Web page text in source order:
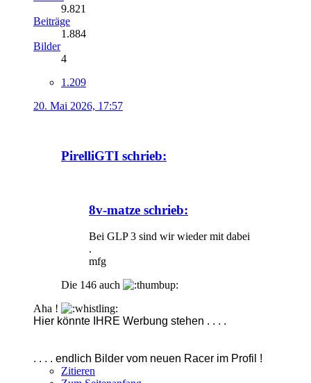
9.821
Beiträge
1.884
Bilder
4
1.209
20. Mai 2026, 17:57
PirelliGTI schrieb:
8v-matze schrieb:
Bei GLP 3 sind wir wieder mit dabei
.
mfg
Die 146 auch
Aha !
Hier könnte IHRE Werbung stehen . . . .
. . . . endlich Bilder vom neuen Racer im Profil !
Zitieren